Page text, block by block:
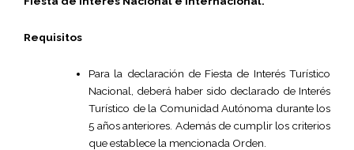
Requisitos
Para la declaración de Fiesta de Interés Turístico
Nacional, deberá haber sido declarado de Interés
Turístico de la Comunidad Autónoma durante los
5 años anteriores. Además de cumplir los criterios
que establece la mencionada Orden.